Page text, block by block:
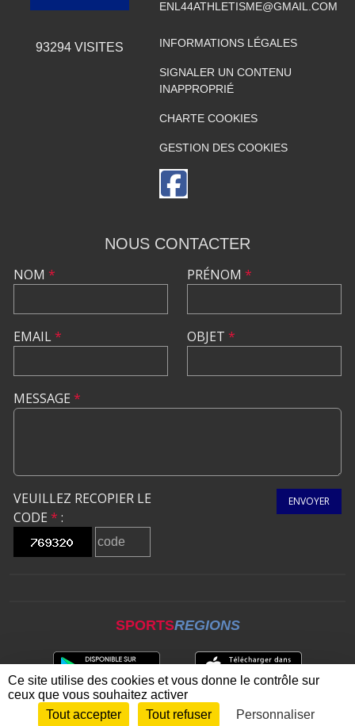
93294VISITES
ENL44ATHLETISME@GMAIL.COM
INFORMATIONS LÉGALES
SIGNALER UN CONTENU
INAPPROPRIÉ
CHARTE COOKIES
GESTION DES COOKIES
NOUS CONTACTER
NOM *
EMAIL*
PRÉNOM *
OBJET *
MESSAGE *
VEUILLEZ RECOPIER LE
CODE * :
ENVOYER
SPORTSREGIONS
Envie de participer ? CONNEXION
Ce site utilise des cookies et vous donne le contrôle sur
ceux que vous souhaitez activer
Tout accepter
Tout refuser Personnaliser